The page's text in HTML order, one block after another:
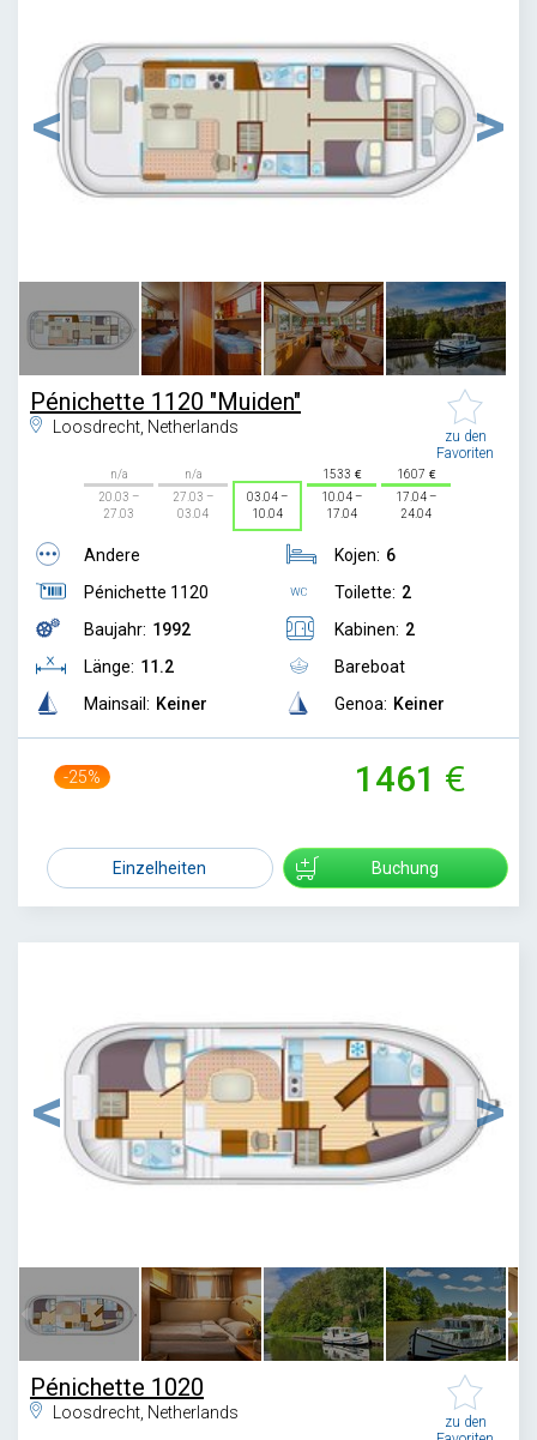
Pénichette 1120 "Muiden"
Loosdrecht, Netherlands
zu den
Favoriten
n/a
20.03 –
27.03
n/a
27.03 –
03.04
03.04 –
10.04
1533
10.04 –
17.04
1607
17.04 –
24.04
Andere
Pénichette 1120
Baujahr: 1992
Länge: 11.2
Mainsail: Keiner
Kojen: 6
Toilette: 2
Kabinen: 2
Bareboat
Genoa: Keiner
-25% 1461
Einzelheiten Buchung
Pénichette 1020
Loosdrecht, Netherlands
zu den